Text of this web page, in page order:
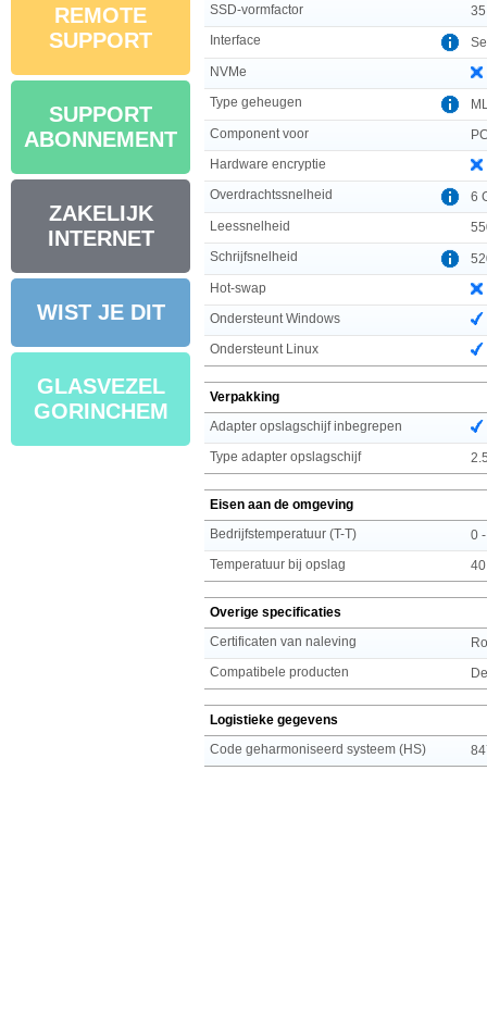
REMOTE
SUPPORT
SUPPORT
ABONNEMENT
ZAKELIJK
INTERNET
WIST JE DIT
GLASVEZEL
GORINCHEM
SSD-vormfactor
35
Interface
NVMe
Type geheugen
Component voor
Hardware encryptie
Overdrachtssnelheid
6
Leessnelheid
Schrijfsnelheid
Hot-swap
Ondersteunt Windows
Ondersteunt Linux
Verpakking
Adapter opslagschijf inbegrepen
Type adapter opslagschijf
Eisen aan de omgeving
Bedrijfstemperatuur (T-T)
0
Temperatuur bij opslag
Overige specificaties
Certificaten van naleving
Compatibele producten
Logistieke gegevens
Code geharmoniseerd systeem (HS)